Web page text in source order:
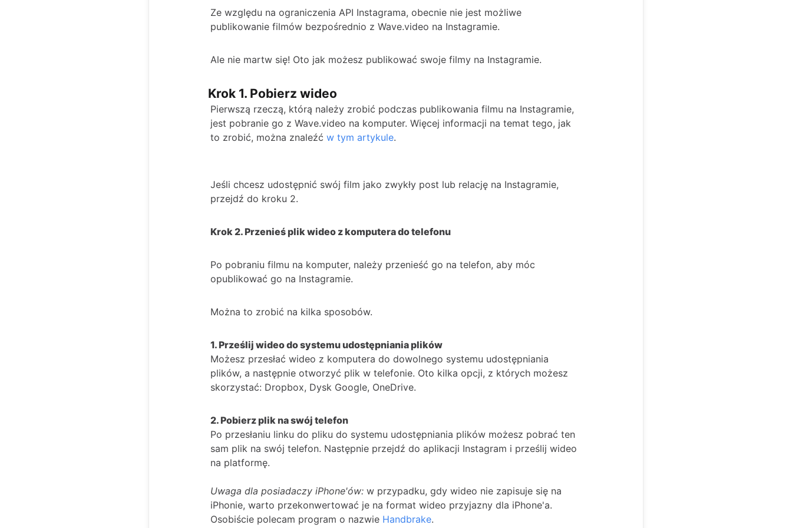
Ze względu na ograniczenia API Instagrama, obecnie nie jest możliwe
publikowanie filmów bezpośrednio z Wave.video na Instagramie.
Ale nie martw się! Oto jak możesz publikować swoje filmy na Instagramie.
Krok 1. Pobierz wideo
Pierwszą rzeczą, którą należy zrobić podczas publikowania filmu na Instagramie,
jest pobranie go z Wave.video na komputer. Więcej informacji na temat tego, jak
to zrobić, można znaleźć w tym artykule.
Jeśli chcesz udostępnić swój film jako zwykły post lub relację na Instagramie,
przejdź do kroku 2.
Krok 2. Przenieś plik wideo z komputera do telefonu
Po pobraniu filmu na komputer, należy przenieść go na telefon, aby móc
opublikować go na Instagramie.
Można to zrobić na kilka sposobów.
1. Prześlij wideo do systemu udostępniania plików
Możesz przesłać wideo z komputera do dowolnego systemu udostępniania
plików, a następnie otworzyć plik w telefonie. Oto kilka opcji, z których możesz
skorzystać: Dropbox, Dysk Google, OneDrive.
2. Pobierz plik na swój telefon
Po przesłaniu linku do pliku do systemu udostępniania plików możesz pobrać ten
sam plik na swój telefon. Następnie przejdź do aplikacji Instagram i prześlij wideo
na platformę.
Uwaga dla posiadaczy iPhone'ów: w przypadku, gdy wideo nie zapisuje się na
iPhonie, warto przekonwertować je na format wideo przyjazny dla iPhone'a.
Osobiście polecam program o nazwie Handbrake.